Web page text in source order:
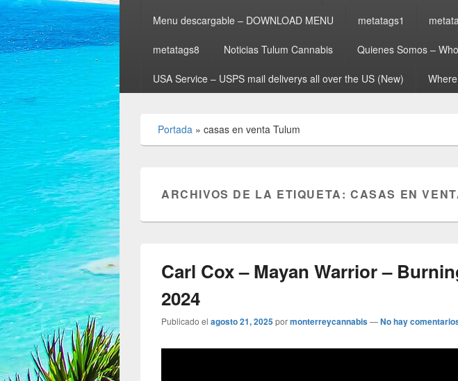
Menu descargable – DOWNLOAD MENU metatags1
metatags8 Noticias Tulum Cannabis Quienes Somos –
USA Service – USPS mail deliverys all over the US (New)
Portada » casas en venta Tulum
ARCHIVOS DE LA ETIQUETA:CASAS EN
Carl Cox – Mayan Warrior –
2024
Publicado el agosto 21, 2025pormonterreycannabis—No hay